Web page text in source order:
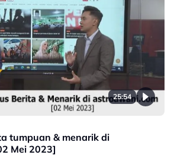
25:54
tumpuan & menarik di
Mei 2023]